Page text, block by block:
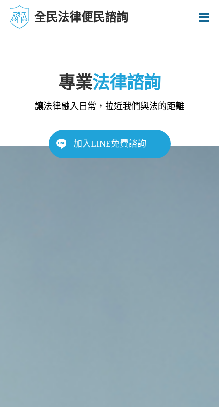
全民法律便民諮詢
專業法律諮詢
讓法律融入日常，拉近我們與法的距離
加入LINE免費諮詢